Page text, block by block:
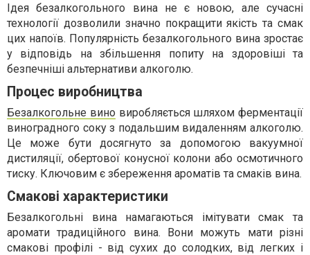
Ідея безалкогольного вина не є новою, але сучасні
технології дозволили значно покращити якість та смак
цих напоїв. Популярність безалкогольного вина зростає
у відповідь на збільшення попиту на здоровіші та
безпечніші альтернативи алкоголю.
Процес виробництва
Безалкогольне вино виробляється шляхом ферментації
виноградного соку з подальшим видаленням алкоголю.
Це може бути досягнуто за допомогою вакуумної
дистиляції, обертової конусної колони або осмотичного
тиску. Ключовим є збереження ароматів та смаків вина.
Смакові характеристики
Безалкогольні вина намагаються імітувати смак та
аромати традиційного вина. Вони можуть мати різні
смакові профілі - від сухих до солодких, від легких і